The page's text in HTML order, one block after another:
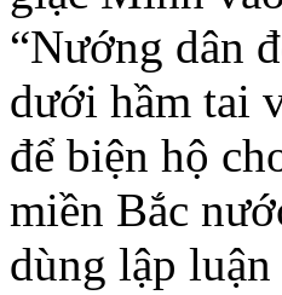
“Nướng dân
dưới hầm tai
để biện hộ
miền Bắc
dùng lập